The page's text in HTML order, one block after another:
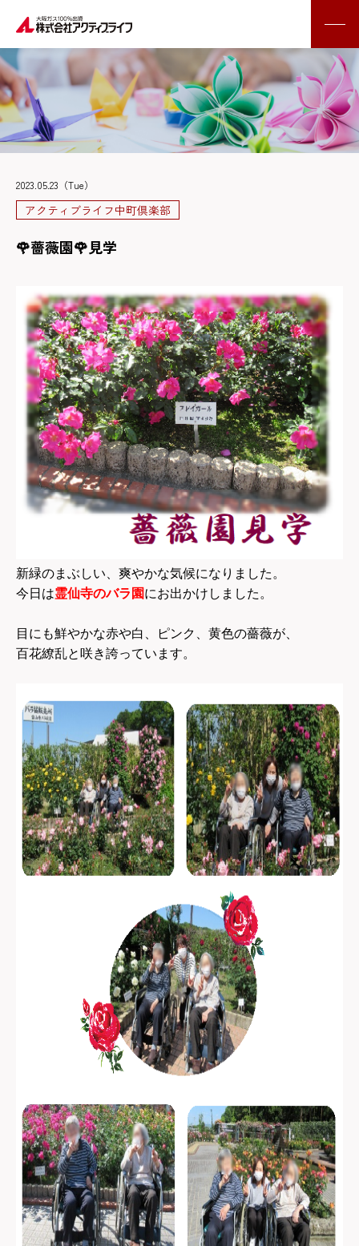
2023.05.23（Tue）
アクティブライフ中町倶楽部
🌹薔薇園🌹見学
新緑のまぶしい、爽やかな気候になりました。
今日は霊仙寺のバラ園にお出かけしました。
目にも鮮やかな赤や白、ピンク、黄色の薔薇が、
百花繚乱と咲き誇っています。